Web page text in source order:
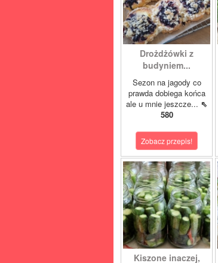
Drożdżówki z
budyniem...
Sezon na jagody co
prawda dobiega końca
ale u mnie jeszcze... ⇖
580
Zobacz przepis!
Kiszone inaczej,